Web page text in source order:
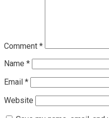
Comment *
Name *
Email *
Website